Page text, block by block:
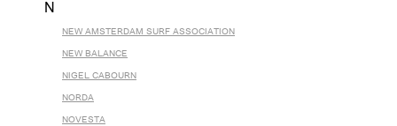
N
NEW AMSTERDAM SURF ASSOCIATION
NEW BALANCE
NIGEL CABOURN
NORDA
NOVESTA